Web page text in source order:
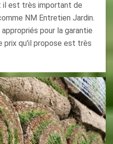
est très important de
NM Entretien Jardin.
pour la garantie
prix qu'il propose est très